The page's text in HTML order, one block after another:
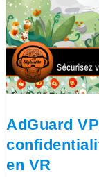
AdGuard
en VR